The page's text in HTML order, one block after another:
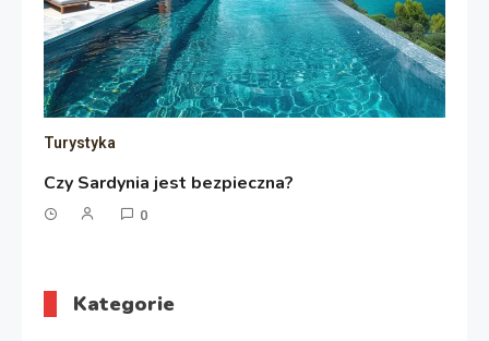
Turystyka
Czy Sardynia jest bezpieczna?
0
Kategorie